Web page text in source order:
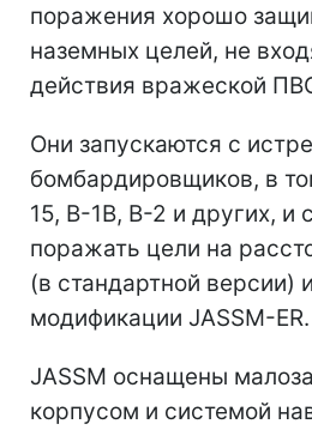
поражения хорошо
наземных целей, не
действия вражеской
Они запускаются с
бомбардировщиков, в
15, B-1B, B-2 и других, и
поражать цели на
(в стандартной версии)
модификации JASSM-ER.
JASSM оснащены
корпусом и системой